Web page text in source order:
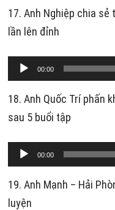
âm
thanh
17. Anh Nghiệp chia sẻ
lần lên đỉnh
Trình
phát
âm
thanh
00:00
18. Anh Quốc Trí phấn
sau 5 buổi tập
Trình
phát
âm
thanh
00:00
19. Anh Mạnh – Hải
luyện